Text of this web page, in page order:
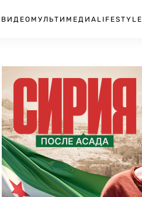
ВИДЕО МУЛЬТИМЕДИА LIFESTYLE